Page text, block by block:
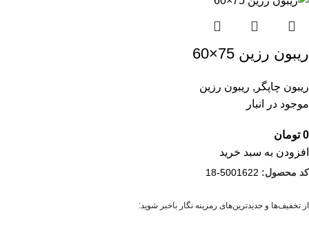
ریبون رزین 75×60
ریبون چاپگر , ریبون رزین
موجود در انبار
0 تومان
افزودن به سبد خرید
کد محصول: 5001622-18
از تخفیف‌ها و جدیدترین‌های رمزینه نگار باخبر شوید: